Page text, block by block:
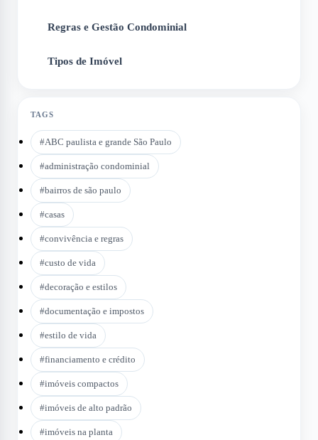
Regras e Gestão Condominial
Tipos de Imóvel
TAGS
#ABC paulista e grande São Paulo
#administração condominial
#bairros de são paulo
#casas
#convivência e regras
#custo de vida
#decoração e estilos
#documentação e impostos
#estilo de vida
#financiamento e crédito
#imóveis compactos
#imóveis de alto padrão
#imóveis na planta